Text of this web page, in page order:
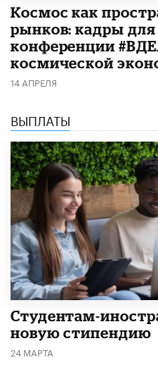
Космос как
рынков: кадры для
конференции
космической
14 АПРЕЛЯ
ВЫПЛАТЫ
Студентам-
новую стипендию
24 МАРТА